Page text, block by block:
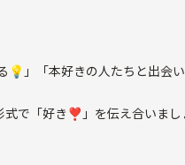
💡」「本好きの人たちと出
式で「好き❣️」を伝え合いま